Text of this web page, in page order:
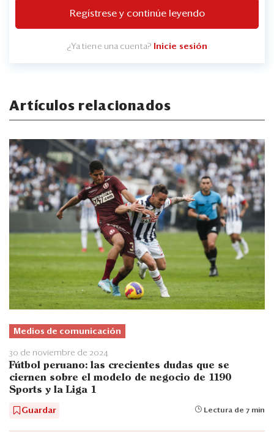
Regístrese y continúe leyendo
¿Ya tiene una cuenta? Inicie sesión
Artículos relacionados
Medios de comunicación
30 de noviembre de 2024
Fútbol peruano: las crecientes dudas que se
ciernen sobre el modelo de negocio de 1190
Sports y la Liga 1
Guardar Lectura de 7 min